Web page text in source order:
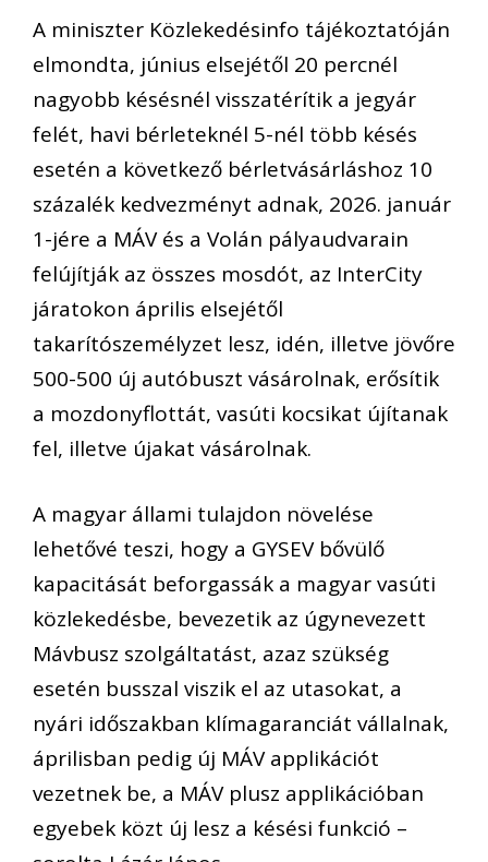
A miniszter Közlekedésinfo tájékoztatóján
elmondta, június elsejétől 20 percnél
nagyobb késésnél visszatérítik a jegyár
felét, havi bérleteknél 5-nél több késés
esetén a következő bérletvásárláshoz 10
százalék kedvezményt adnak, 2026. január
1-jére a MÁV és a Volán pályaudvarain
felújítják az összes mosdót, az InterCity
járatokon április elsejétől
takarítószemélyzet lesz, idén, illetve jövőre
500-500 új autóbuszt vásárolnak, erősítik
a mozdonyflottát, vasúti kocsikat újítanak
fel, illetve újakat vásárolnak.
A magyar állami tulajdon növelése
lehetővé teszi, hogy a GYSEV bővülő
kapacitását beforgassák a magyar vasúti
közlekedésbe, bevezetik az úgynevezett
Mávbusz szolgáltatást, azaz szükség
esetén busszal viszik el az utasokat, a
nyári időszakban klímagaranciát vállalnak,
áprilisban pedig új MÁV applikációt
vezetnek be, a MÁV plusz applikációban
egyebek közt új lesz a késési funkció –